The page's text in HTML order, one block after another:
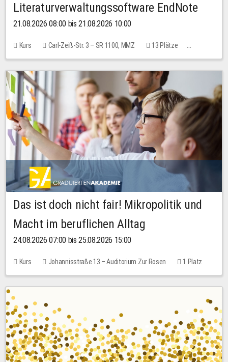
Literaturverwaltungssoftware EndNote
21.08.2026 08:00 bis 21.08.2026 10:00
Kurs Carl-Zeiß-Str. 3 – SR 1100, MMZ
13 Plätze
10,00 EUR
Das ist doch nicht fair! Mikropolitik und
Macht im beruflichen Alltag
24.08.2026 07:00 bis 25.08.2026 15:00
Kurs Johannisstraße 13 – Auditorium Zur Rosen
1 Platz
30,00 EUR